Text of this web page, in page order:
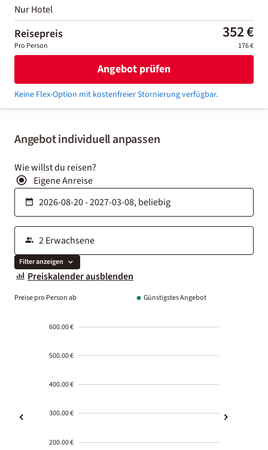
Angebot individuell anpassen
Wie willst du reisen?
Eigene Anreise
Filter anzeigen
Preiskalender ausblenden
Preise pro Person ab Günstigstes Angebot
600.00 €
500.00 €
400.00 €
300.00 €
200.00 €
Nur Hotel
Reisepreis 352 €
Pro Person 176 €
Angebot prüfen
Keine Flex-Option mit kostenfreier Stornierung verfügbar.